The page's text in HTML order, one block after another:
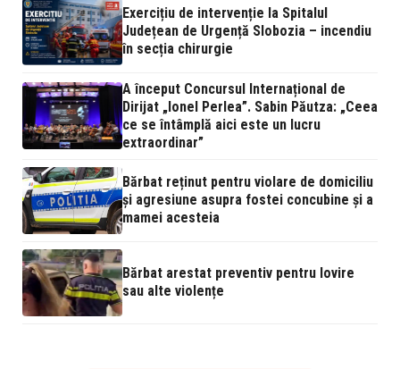
Exercițiu de intervenție la Spitalul
Județean de Urgență Slobozia – incendiu
în secția chirurgie
A început Concursul Internațional de
Dirijat „Ionel Perlea”. Sabin Păutza: „Ceea
ce se întâmplă aici este un lucru
extraordinar”
Bărbat reținut pentru violare de domiciliu
și agresiune asupra fostei concubine și a
mamei acesteia
Bărbat arestat preventiv pentru lovire
sau alte violențe